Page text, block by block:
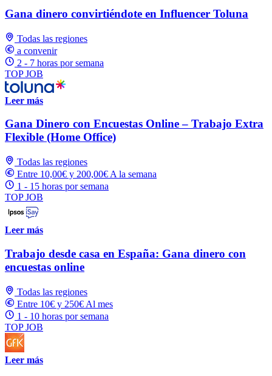
Gana dinero convirtiéndote en Influencer Toluna
Todas las regiones
a convenir
2 - 7 horas por semana
TOP JOB
Leer más
Gana Dinero con Encuestas Online – Trabajo Extra
Flexible (Home Office)
Todas las regiones
Entre 10,00€ y 200,00€ A la semana
1 - 15 horas por semana
TOP JOB
Leer más
Trabajo desde casa en España: Gana dinero con
encuestas online
Todas las regiones
Entre 10€ y 250€ Al mes
1 - 10 horas por semana
TOP JOB
Leer más